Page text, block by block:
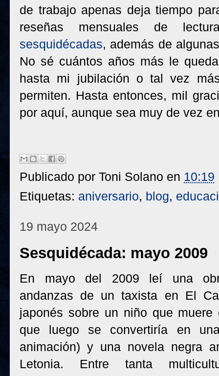
de trabajo apenas deja tiempo
reseñas mensuales de
sesquidécadas, además de
No sé cuántos años más le
hasta mi jubilación o tal vez
permiten. Hasta entonces, mil
por aquí, aunque sea muy de vez
Publicado por Toni Solano en 10:19
Etiquetas: aniversario, blog,
19 mayo 2024
Sesquidécada: mayo 2009
En mayo del 2009 leí una
andanzas de un taxista en El
japonés sobre un niño que muere
que luego se convertiría en
animación) y una novela negra
Letonia. Entre tanta